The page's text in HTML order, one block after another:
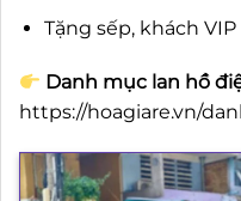
Tặng sếp, khách
Danh mục lan hồ
https://hoagiare.vn/